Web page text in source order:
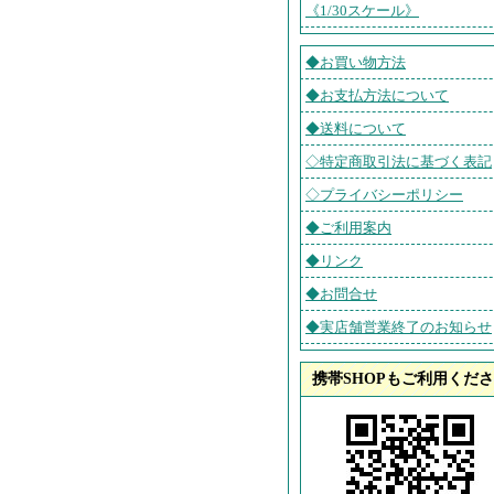
《1/30スケール》
◆お買い物方法
◆お支払方法について
◆送料について
◇特定商取引法に基づく表記
◇プライバシーポリシー
◆ご利用案内
◆リンク
◆お問合せ
◆実店舗営業終了のお知らせ
携帯SHOPもご利用くだ